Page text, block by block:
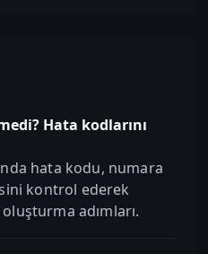
Hata kodlarını
hata kodu, numara
kontrol ederek
adımları.